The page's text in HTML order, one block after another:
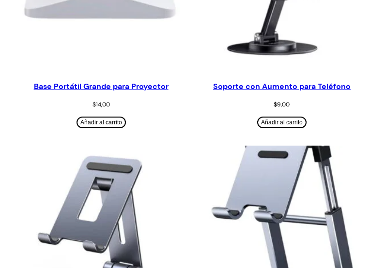
Base Portátil Grande para Proyector
$14,00
Añadir al carrito
Soporte con Aumento para Teléfono
$9,00
Añadir al carrito